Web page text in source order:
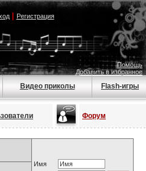
| Регистрация
Помощь
Добавить в избранное
Видео приколы Flash-игры
Форум
Имя